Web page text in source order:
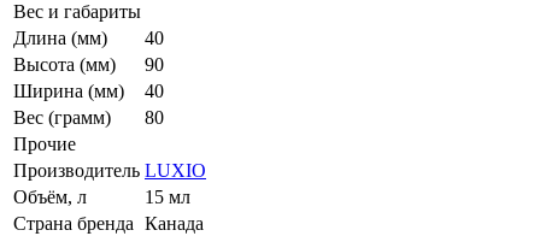
Вес и габариты
Длина (мм)
40
Высота (мм)
90
Ширина (мм)
40
Вес (грамм)
80
Прочие
Производитель LUXIO
Объём, л
15 мл
Страна бренда Канада